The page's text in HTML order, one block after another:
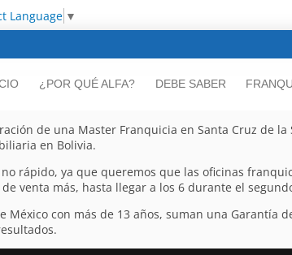
Language ▼
¿POR QUÉ ALFA? DEBE SABER
de una Master Franquicia en Santa Cruz de
en Bolivia.
rápido, ya que queremos que las oficinas
venta más, hasta llegar a los 6 durante el
con más de 13 años, suman una Garantía